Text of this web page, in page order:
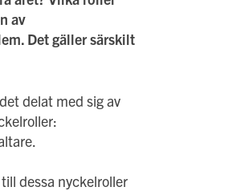
av
Det gäller särskilt
delat med sig av
dessa nyckelroller